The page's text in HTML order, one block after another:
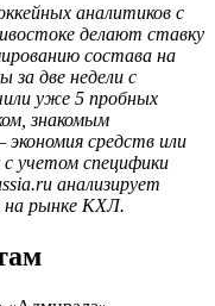
аналитиков с
делают ставку
состава на
за две недели с
уже 5 пробных
знакомым
средств или
учетом специфики
анализирует
на рынке КХЛ.